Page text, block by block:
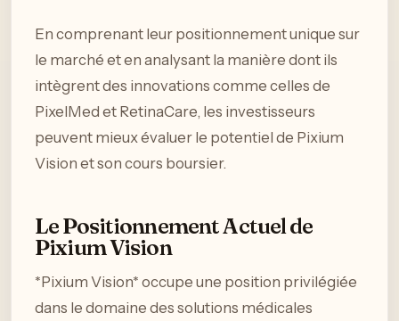
En comprenant leur positionnement unique sur
le marché et en analysant la manière dont ils
intègrent des innovations comme celles de
PixelMed et RetinaCare, les investisseurs
peuvent mieux évaluer le potentiel de Pixium
Vision et son cours boursier.
Le Positionnement Actuel de
Pixium Vision
*Pixium Vision* occupe une position privilégiée
dans le domaine des solutions médicales